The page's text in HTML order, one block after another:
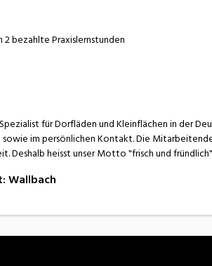
bezahlte Praxislernstunden
für Dorfläden und Kleinflächen in der
im persönlichen Kontakt. Die
Deshalb heisst unser Motto "frisch und
:Wallbach